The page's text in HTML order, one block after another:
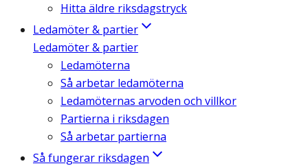
Hitta äldre riksdagstryck
Ledamöter & partier
Ledamöter & partier
Ledamöterna
Så arbetar ledamöterna
Ledamöternas arvoden och villkor
Partierna i riksdagen
Så arbetar partierna
Så fungerar riksdagen